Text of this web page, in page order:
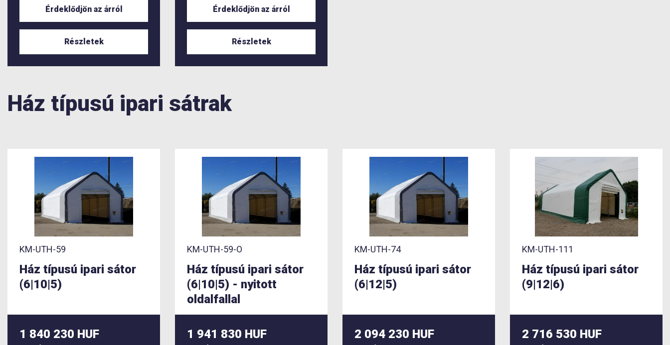
Érdeklődjön az árról
Részletek
Érdeklődjön az árról
Részletek
Ház típusú ipari sátrak
KM-UTH-59
Ház típusú ipari sátor
(6|10|5)
1 840 230 HUF
KM-UTH-59-O
Ház típusú ipari sátor
(6|10|5) - nyitott
oldalfallal
1 941 830 HUF
KM-UTH-74
Ház típusú ipari sátor
(6|12|5)
2 094 230 HUF
KM-UTH-111
Ház típusú ipari sátor
(9|12|6)
2 716 530 HUF